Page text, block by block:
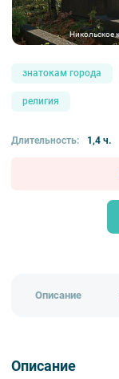
Никольское
знатокам города
религия
Длительность: 1,4 ч.
Описание
Описание